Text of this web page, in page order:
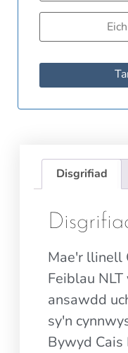
Disgrifiad
Mae'r llinell
Feiblau
ansawdd
sy'n
Bywyd